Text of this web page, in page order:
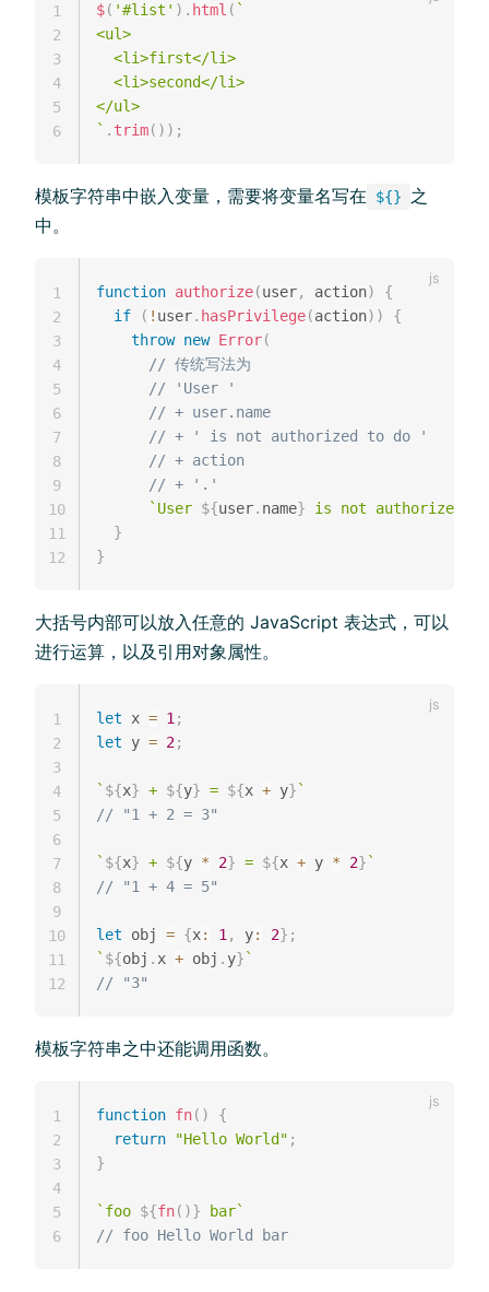
$( '#list' ) . html ( `
<ul>
  <li>first</li>
  <li>second</li>
` . trim( ) ) ;
1
2
3
4
5
6
模板字符串中嵌入变量，需要将变量名写在 ${}
之
中。
function authorize(user, action)
{
if
( ! user. hasPrivilege(action) )
{
throw new Error(
// 传统写法为
// 'User '
// + user.name
// + ' is not authorized to do '
// + action
// + '.'
` User ${user. name} is not authorized
}
}
1
2
3
4
5
6
7
8
9
10
11
12
大括号内部可以放入任意的 JavaScript 表达式，可以
进行运算，以及引用对象属性。
let x = 1;
let y = 2;
` ${x} + ${y} = ${x + y} `
// "1 + 2 = 3"
` ${x} + ${y * 2} = ${x + y * 2} `
// "1 + 4 = 5"
let obj = {x: 1, y: 2} ;
` ${obj .x + obj . y} `
// "3"
1
2
3
4
5
6
7
8
9
10
11
12
模板字符串之中还能调用函数。
function fn( )
{
return
"Hello World" ;
}
` foo ${fn( )} bar`
// foo Hello World bar
1
2
3
4
5
6